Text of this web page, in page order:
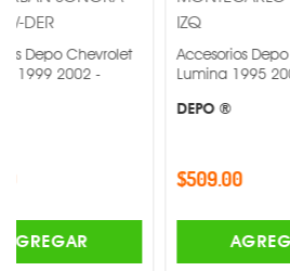
-
Accesorios Depo Chevrolet
Lumina 1995 2001 -
AGREGAR